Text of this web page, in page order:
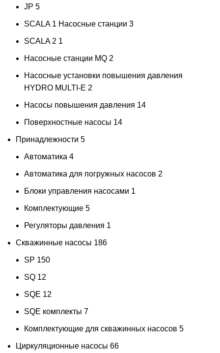
JP 5
SCALA 1 Насосные станции 3
SCALA 2 1
Насосные станции MQ 2
Насосные установки повышения давления
HYDRO MULTI-E 2
Насосы повышения давления 14
Поверхностные насосы 14
Принадлежности 5
Автоматика 4
Автоматика для погружных насосов 2
Блоки управления насосами 1
Комплектующие 5
Регуляторы давления 1
Скважинные насосы 186
SP 150
SQ 12
SQE 12
SQE комплекты 7
Комплектующие для скважинных насосов 5
Циркуляционные насосы 66